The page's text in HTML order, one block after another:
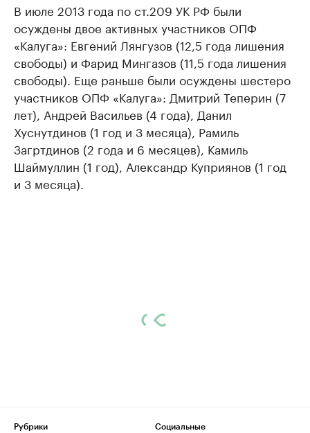
В июле 2013 года по ст.209 УК РФ были
осуждены двое активных участников ОПФ
«Калуга»: Евгений Лянгузов (12,5 года лишения
свободы) и Фарид Мингазов (11,5 года лишения
свободы). Еще раньше были осуждены шестеро
участников ОПФ «Калуга»: Дмитрий Теперин (7
лет), Андрей Васильев (4 года), Данил
Хуснутдинов (1 год и 3 месяца), Рамиль
Загртдинов (2 года и 6 месяцев), Камиль
Шаймуллин (1 год), Александр Куприянов (1 год
и 3 месяца).
Рубрики
Социальные